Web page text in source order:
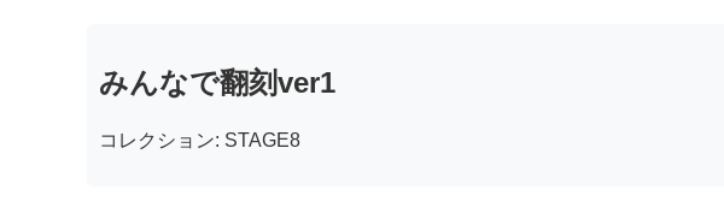
みんなで翻刻ver1
コレクション: STAGE8